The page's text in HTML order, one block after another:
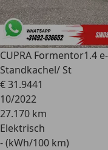
CUPRA Formentor1.4
Standkachel/ St
€ 31.9441
10/2022
27.170 km
Elektrisch
- (kWh/100 km)